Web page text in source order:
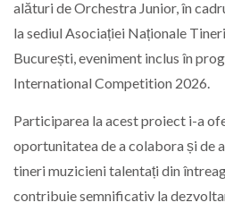
alături de Orchestra Junior, în
la sediul Asociației Naționale
București, eveniment inclus în
International Competition 2026.
Participarea la acest proiect i-a
oportunitatea de a colabora și de
tineri muzicieni talentați din
contribuie semnificativ la